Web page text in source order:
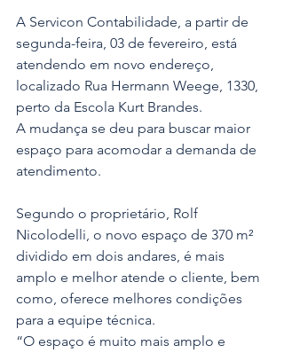
A Servicon Contabilidade, a partir de
segunda-feira, 03 de fevereiro, está
atendendo em novo endereço,
localizado Rua Hermann Weege, 1330,
perto da Escola Kurt Brandes.
A mudança se deu para buscar maior
espaço para acomodar a demanda de
atendimento.
Segundo o proprietário, Rolf
Nicolodelli, o novo espaço de 370 m²
dividido em dois andares, é mais
amplo e melhor atende o cliente, bem
como, oferece melhores condições
para a equipe técnica.
“O espaço é muito mais amplo e